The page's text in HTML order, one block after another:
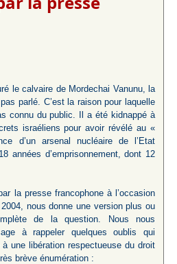
le calvaire de Mordechai Vanunu, la
parlé. C’est la raison pour laquelle
connu du public. Il a été kidnappé à
israéliens pour avoir révélé au «
d’un arsenal nucléaire de l’Etat
années d’emprisonnement, dont 12
la presse francophone à l’occasion
nous donne une version plus ou
de la question. Nous nous
à rappeler quelques oublis qui
une libération respectueuse du droit
brève énumération :